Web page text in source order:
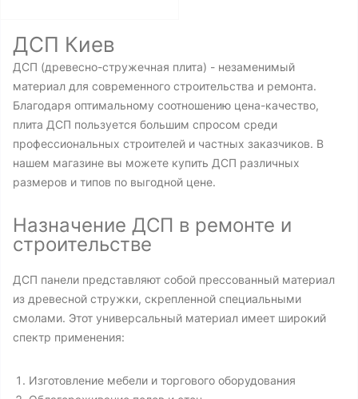
ДСП Киев
ДСП (древесно-стружечная плита) - незаменимый
материал для современного строительства и ремонта.
Благодаря оптимальному соотношению цена-качество,
плита ДСП пользуется большим спросом среди
профессиональных строителей и частных заказчиков. В
нашем магазине вы можете купить ДСП различных
размеров и типов по выгодной цене.
Назначение ДСП в ремонте и
строительстве
ДСП панели представляют собой прессованный материал
из древесной стружки, скрепленной специальными
смолами. Этот универсальный материал имеет широкий
спектр применения:
Изготовление мебели и торгового оборудования